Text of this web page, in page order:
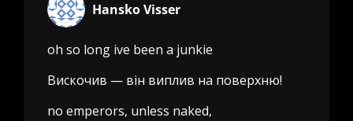
Hansko Visser
oh so long ive been a junkie
Вискочив — він виплив на поверхню!
no emperors, unless naked,